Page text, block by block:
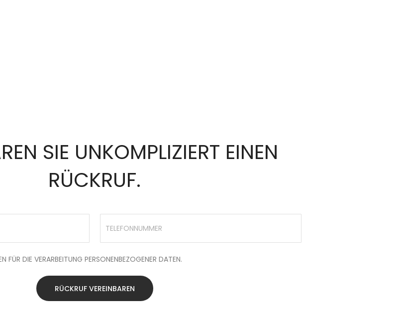
SIE UNKOMPLIZIERT EINEN
RÜCKRUF.
FÜR DIE VERARBEITUNG PERSONENBEZOGENER DATEN.
RÜCKRUF VEREINBAREN